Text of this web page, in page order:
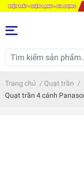
Trang chủ / Quạt trần /
Quạt trần 4 cánh